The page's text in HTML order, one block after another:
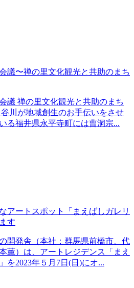
議〜禅の里文化観光と共助のまち
議 禅の里文化観光と共助のまち
川が地域創生のお手伝いをさせ
る福井県永平寺町には曹洞宗...
アートスポット「まえばしガレリ
す
開発舎（本社：群馬県前橋市、代
薫）は、アートレジデンス「まえ
を2023年５月7日(日)にオ...